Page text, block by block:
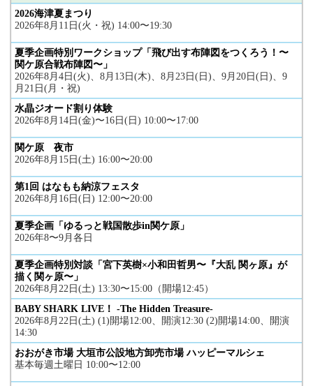
2026海津夏まつり
2026年8月11日(火・祝) 14:00〜19:30
夏季企画特別ワークショップ「飛び出す布陣図をつくろう！〜
関ケ原合戦布陣図〜」
2026年8月4日(火)、8月13日(木)、8月23日(日)、9月20日(日)、9
月21日(月・祝)
水晶ジオード割り体験
2026年8月14日(金)〜16日(日) 10:00〜17:00
関ケ原 夜市
2026年8月15日(土) 16:00〜20:00
第1回 はなもも納涼フェスタ
2026年8月16日(日) 12:00〜20:00
夏季企画「ゆるっと戦国散歩in関ケ原」
2026年8〜9月各日
夏季企画特別対談「宮下英樹×小和田哲男〜『大乱 関ヶ原』が
描く関ヶ原〜」
2026年8月22日(土) 13:30〜15:00（開場12:45）
BABY SHARK LIVE！ -The Hidden Treasure-
2026年8月22日(土) (1)開場12:00、開演12:30 (2)開場14:00、開演
14:30
おおがき市場 大垣市公設地方卸売市場 ハッピーマルシェ
基本毎週土曜日 10:00〜12:00